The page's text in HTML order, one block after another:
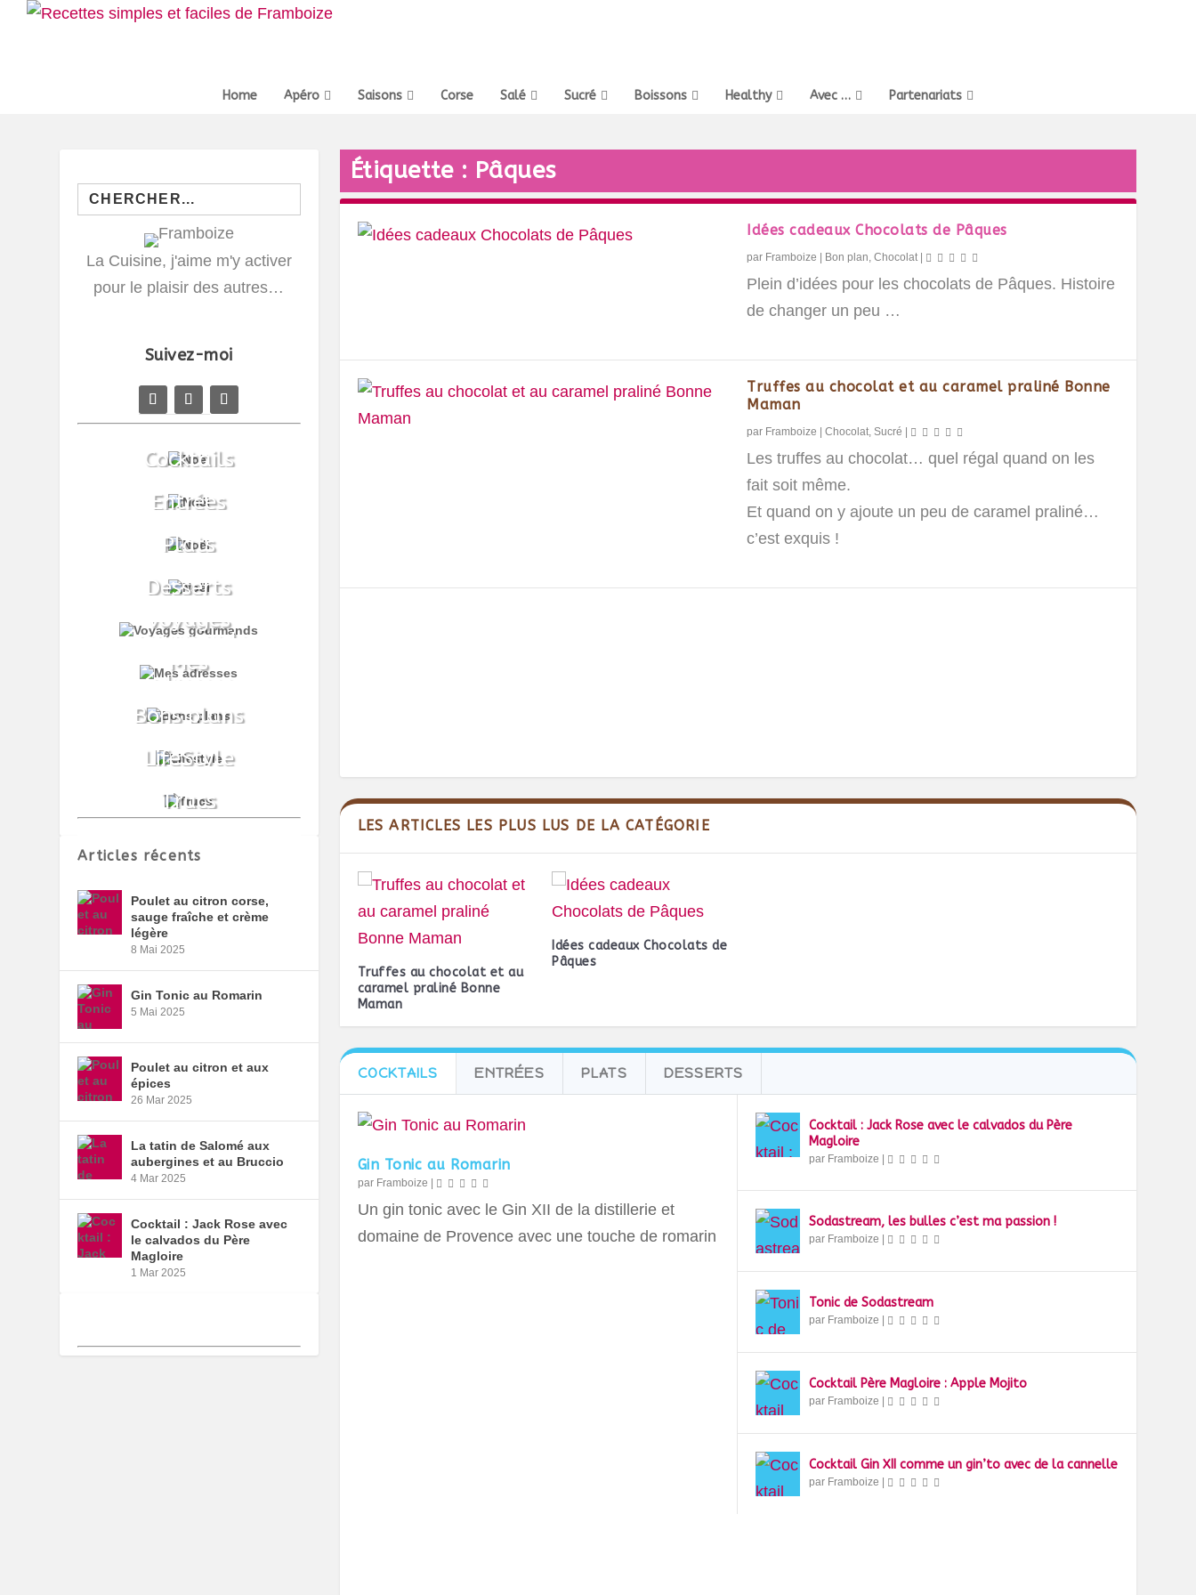
Home Apéro Saisons Corse Salé Sucré Boissons Healthy Avec … Partenariats
Étiquette : Pâques
Idées cadeaux Chocolats de Pâques
par Framboize Bon plan,Chocolat|
Plein d’idées pour les chocolats de Pâques. Histoire
de changer un peu …
Truffes au chocolat et au caramel praliné Bonne
Maman
par Framboize |Chocolat,Sucré
Les truffes au chocolat… quel régal quand on les
fait soit même.
Et quand on y ajoute un peu de caramel praliné…
c’est exquis !
LES ARTICLES LES PLUS LUS DE LA CATÉGORIE
Truffes au chocolat et au
caramel praliné Bonne
Maman
Idées cadeaux Chocolats de
Pâques
COCKTAILS ENTRÉES PLATS DESSERTS
Gin Tonic au Romarin
par Framboize
Un gin tonic avec le Gin XII de la distillerie et
domaine de Provence avec une touche de romarin
Cocktail : Jack Rose avec le calvados du Père
Magloire
par Framboize
Sodastream, les bulles c’est ma passion !
par Framboize
Tonic de Sodastream
par Framboize
Cocktail Père Magloire : Apple Mojito
par Framboize
Cocktail Gin XII comme un gin’to avec de la cannelle
par Framboize
Search
for:
La Cuisine, j'aime m'y activer
pour le plaisir des autres…
Suivez-moi
Articles récents
Poulet au citron corse,
sauge fraîche et crème
légère
8 Mai 2025
Gin Tonic au Romarin
5 Mai 2025
Poulet au citron et aux
épices
26 Mar 2025
La tatin de Salomé aux
aubergines et au Bruccio
4 Mar 2025
Cocktail : Jack Rose avec
le calvados du Père
Magloire
1 Mar 2025